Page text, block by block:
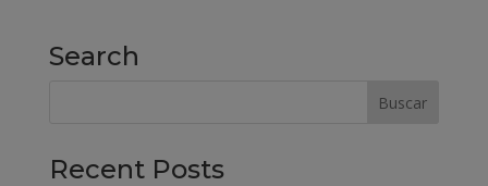
Search
Recent Posts